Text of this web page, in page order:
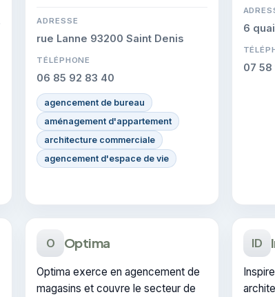
ADRESSE
rue Lanne 93200 Saint Denis
TÉLÉPHONE
06 85 92 83 40
agencement de bureau
aménagement d'appartement
architecture commerciale
agencement d'espace de vie
les
6
07 58
O Optima
Optima exerce en agencement de
magasins et couvre le secteur de
ID